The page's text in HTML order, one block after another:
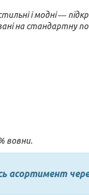
і модні ―
на стандартну
вовни.
асортимент